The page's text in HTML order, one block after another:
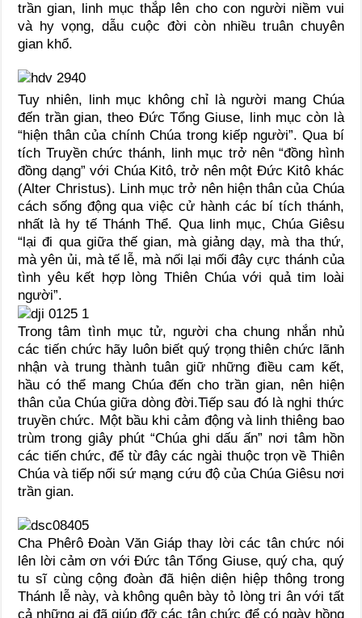
trần gian, linh mục thắp lên cho con người niềm vui
và hy vọng, dẫu cuộc đời còn nhiều truân chuyên
gian khổ.
Tuy nhiên, linh mục không chỉ là người mang Chúa
đến trần gian, theo Đức Tổng Giuse, linh mục còn là
“hiện thân của chính Chúa trong kiếp người”. Qua bí
tích Truyền chức thánh, linh mục trở nên “đồng hình
đồng dạng” với Chúa Kitô, trở nên một Đức Kitô khác
(Alter Christus). Linh mục trở nên hiện thân của Chúa
cách sống động qua việc cử hành các bí tích thánh,
nhất là hy tế Thánh Thể. Qua linh mục, Chúa Giêsu
“lại đi qua giữa thế gian, mà giảng dạy, mà tha thứ,
mà yên ủi, mà tế lễ, mà nối lại mối đây cực thánh của
tình yêu kết hợp lòng Thiên Chúa với quả tim loài
người”.
Trong tâm tình mục tử, người cha chung nhắn nhủ
các tiến chức hãy luôn biết quý trọng thiên chức lãnh
nhận và trung thành tuân giữ những điều cam kết,
hầu có thể mang Chúa đến cho trần gian, nên hiện
thân của Chúa giữa dòng đời.Tiếp sau đó là nghi thức
truyền chức. Một bầu khi cảm động và linh thiêng bao
trùm trong giây phút “Chúa ghi dấu ấn” nơi tâm hồn
các tiến chức, để từ đây các ngài thuộc trọn về Thiên
Chúa và tiếp nối sứ mạng cứu độ của Chúa Giêsu nơi
trần gian.
Cha Phêrô Đoàn Văn Giáp thay lời các tân chức nói
lên lời cảm ơn với Đức tân Tổng Giuse, quý cha, quý
tu sĩ cùng cộng đoàn đã hiện diện hiệp thông trong
Thánh lễ này, và không quên bày tỏ lòng tri ân với tất
cả những ai đã giúp đỡ các tân chức để có ngày hồng